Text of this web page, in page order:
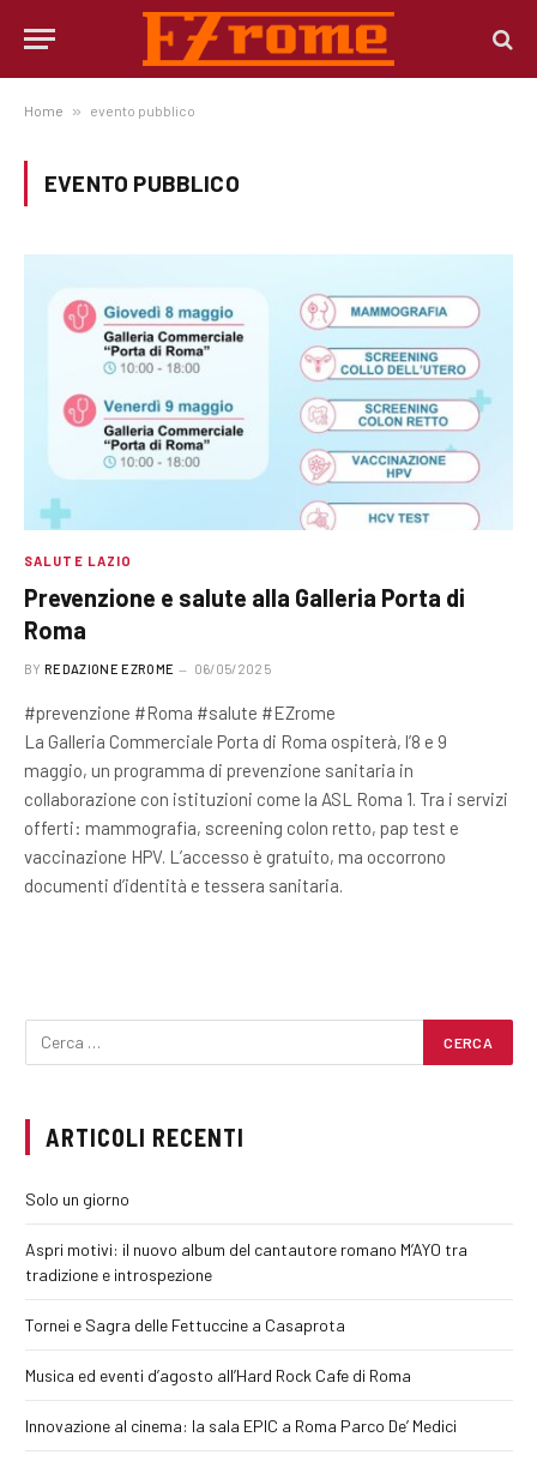
Home » evento pubblico
EVENTO PUBBLICO
SALUTE LAZIO
Prevenzione e salute alla Galleria Porta di
Roma
BY REDAZIONE EZROME 06/05/2025
#prevenzione #Roma #salute #EZrome
La Galleria Commerciale Porta di Roma ospiterà, l’8 e 9
maggio, un programma di prevenzione sanitaria in
collaborazione con istituzioni come la ASL Roma 1. Tra i servizi
offerti: mammografia, screening colon retto, pap test e
vaccinazione HPV. L’accesso è gratuito, ma occorrono
documenti d’identità e tessera sanitaria.
ARTICOLI RECENTI
Solo un giorno
Aspri motivi: il nuovo album del cantautore romano M’AYO tra
tradizione e introspezione
Tornei e Sagra delle Fettuccine a Casaprota
Musica ed eventi d’agosto all’Hard Rock Cafe di Roma
Innovazione al cinema: la sala EPIC a Roma Parco De’ Medici